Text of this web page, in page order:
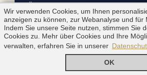
Ägyptenund plane deinen
unseren BereichÄgypten Urlaub.
Faktenüberblick zur
SchwesterprojektWikipedia.
Wir verwenden Cookies, um Ihnen
anzeigen zu können, zur Webanalyse und für
Indem Sie unsere Seite nutzen, stimmen Sie
Cookies zu. Mehr über Cookies und Ihre
verwalten, erfahren Sie in unserer
OK